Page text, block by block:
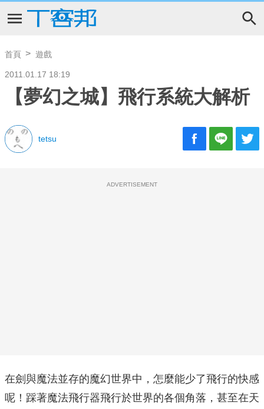
首頁 遊戲
2011.01.17 18:19
【夢幻之城】飛行系統大解析
tetsu
ADVERTISEMENT
在劍與魔法並存的魔幻世界中，怎麼能少了飛行的快感
呢！踩著魔法飛行器飛行於世界的各個角落，甚至在天